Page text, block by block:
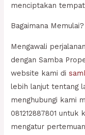
menciptakan
Bagaimana Memulai?
Mengawali
dengan Samba
website kami di
lebih lanjut tentang
menghubungi kami
081212887801
mengatur